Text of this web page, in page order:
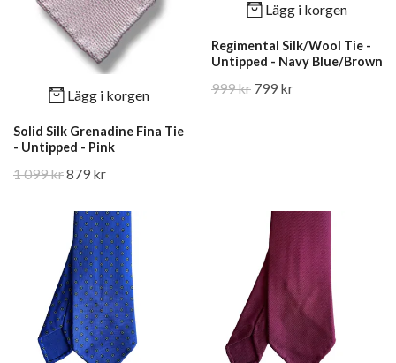
Lägg i korgen
Solid Silk Grenadine Fina Tie
- Untipped - Pink
1 099 kr879 kr
Lägg i korgen
Regimental Silk/Wool Tie -
Untipped - Navy Blue/Brown
999 kr 799 kr